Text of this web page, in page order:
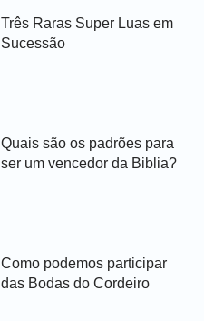
Três Raras Super Luas em
Sucessão
Quais são os padrões para
ser um vencedor da Biblia?
Como podemos participar
das Bodas do Cordeiro